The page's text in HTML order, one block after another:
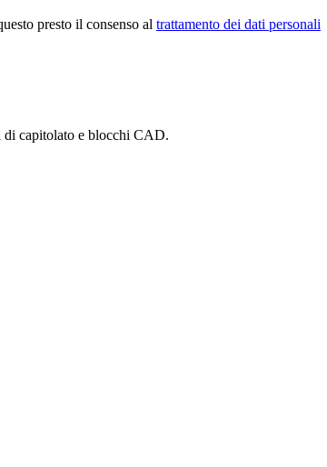
presto il consenso al trattamento dei dati personali
di capitolato e blocchi CAD.